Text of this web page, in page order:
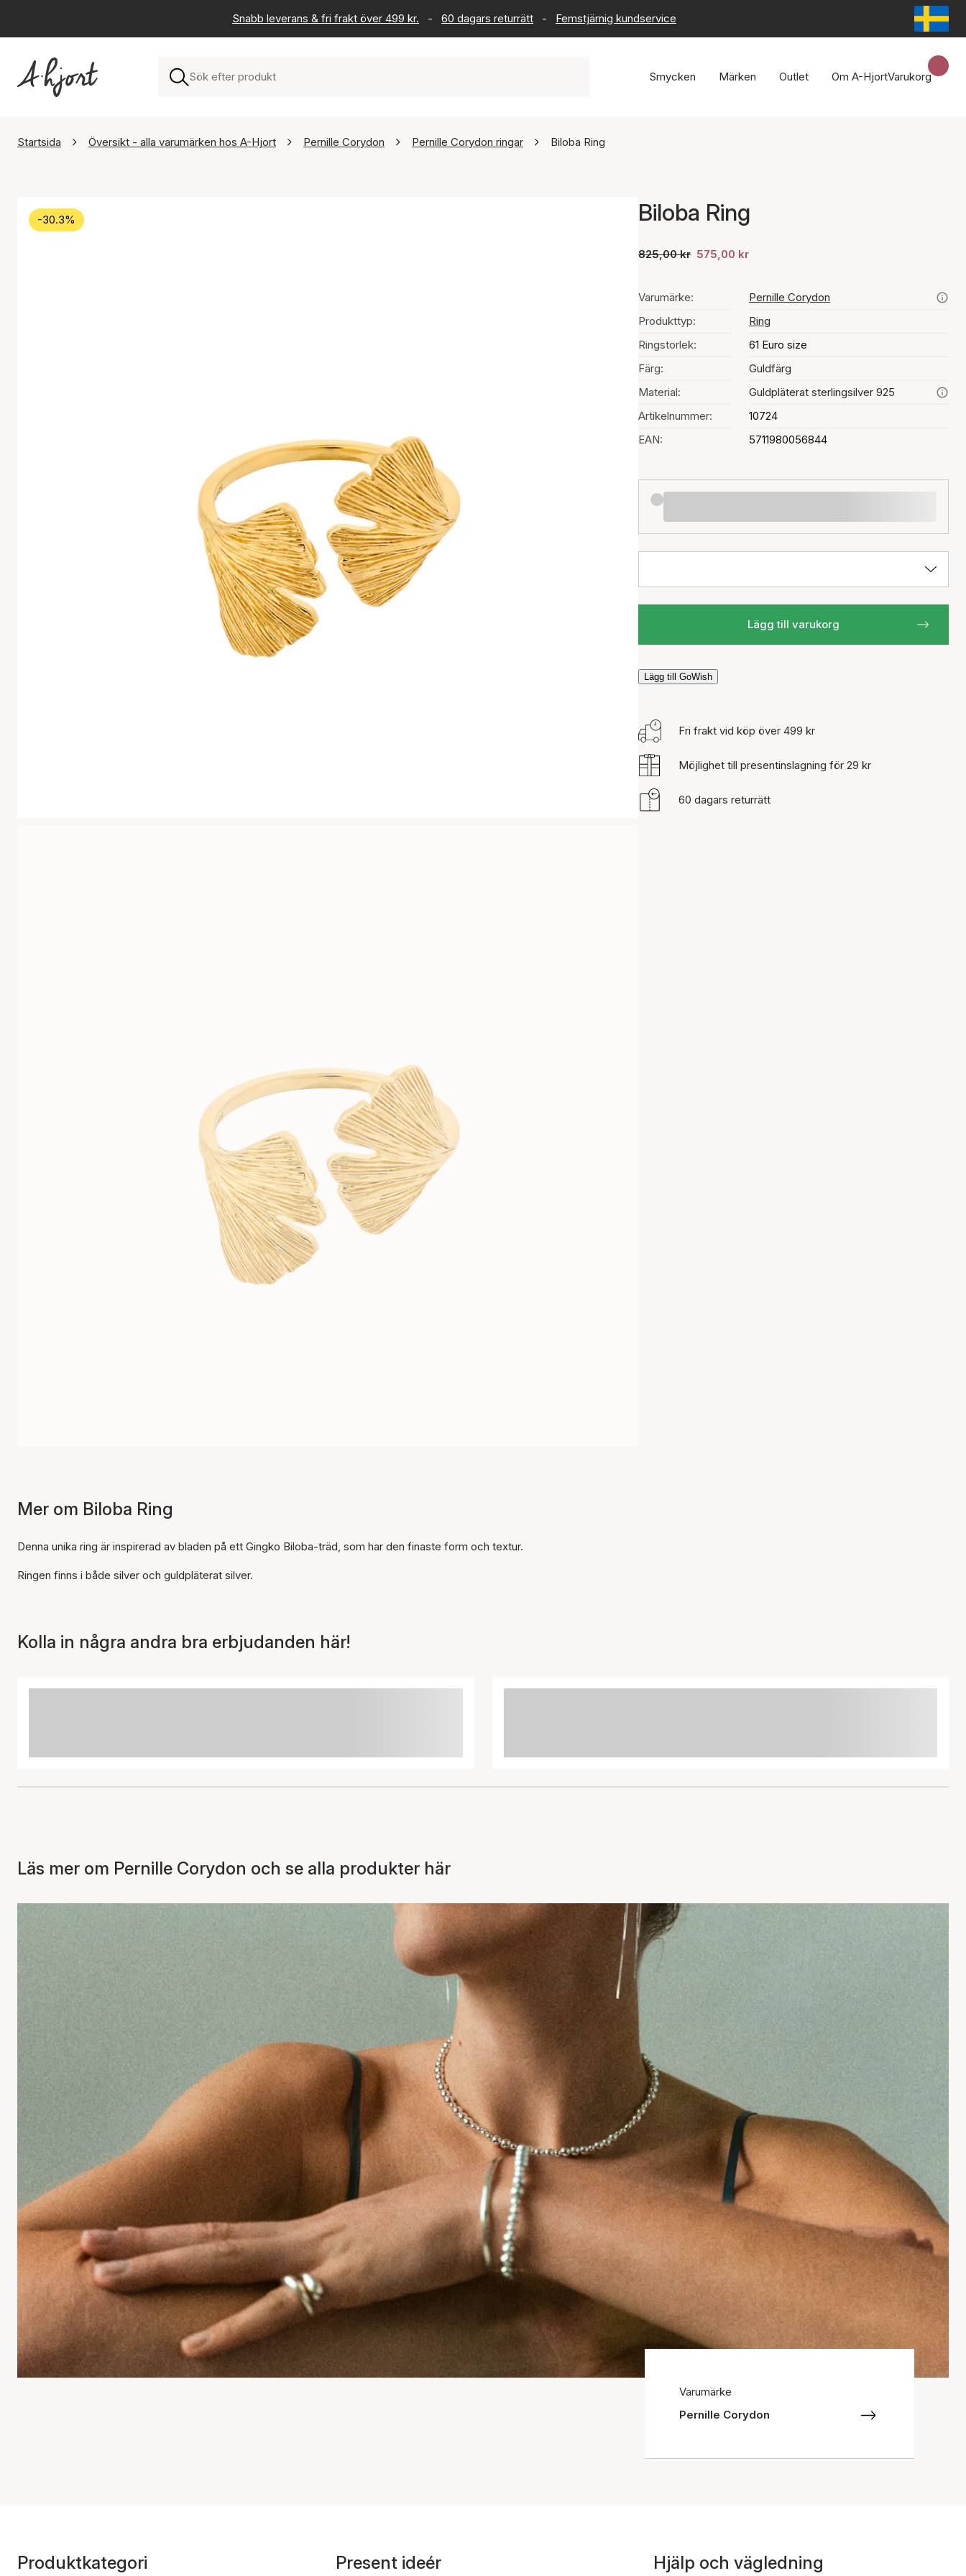
Snabb leverans & fri frakt över 499 kr. - 60 dagars returrätt - Femstjärnig kundservice
Smycken Märken Outlet Om A-HjortVarukorg
Startsida Översikt - alla varumärken hos A-Hjort Pernille Corydon Pernille Corydon ringar Biloba Ring
-30.3% Biloba Ring
825,00 kr 575,00 kr
Varumärke:
Pernille Corydon
Produkttyp:
Ring
Ringstorlek:
61 Euro size
Färg:
Guldfärg
Material:
Guldpläterat sterlingsilver 925
Artikelnummer:
10724
EAN:
5711980056844
Lägg till varukorg
Lägg till GoWish
Fri frakt vid köp över 499 kr
Möjlighet till presentinslagning för 29 kr
60 dagars returrätt
Mer om Biloba Ring
Denna unika ring är inspirerad av bladen på ett Gingko Biloba-träd, som har den finaste form och textur.
Ringen finns i både silver och guldpläterat silver.
Kolla in några andra bra erbjudanden här!
Läs mer om Pernille Corydon och se alla produkter här
Varumärke
Pernille Corydon
Produktkategori Present ideér Hjälp och vägledning